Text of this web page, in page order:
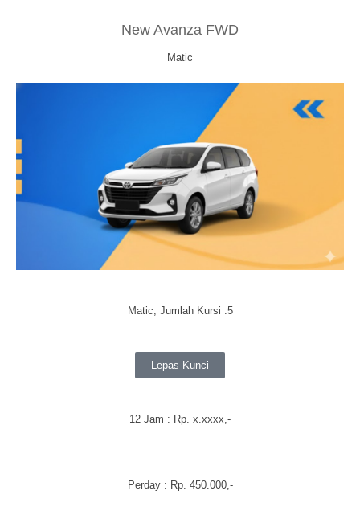
New Avanza FWD
Matic
Matic, Jumlah Kursi :5
Lepas Kunci
12 Jam : Rp. x.xxxx,-
Perday: Rp. 450.000,-